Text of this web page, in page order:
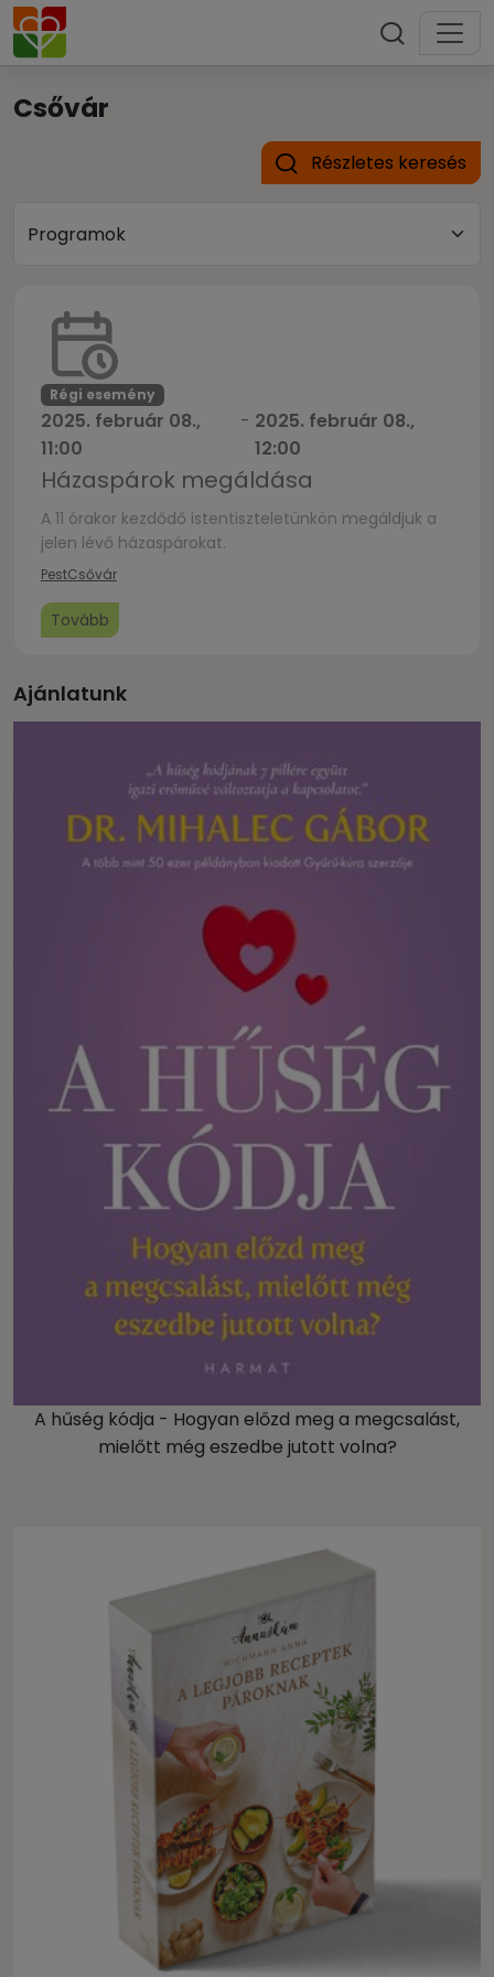
Csővár
Részletes keresés
Régi esemény
2025. február 08.,
11:00
- 2025. február 08.,
12:00
Házaspárok megáldása
A 11 órakor kezdődő istentiszteletünkön megáldjuk a
jelen lévő házaspárokat.
PestCsővár
Tovább
Ajánlatunk
A hűség kódja - Hogyan előzd meg a megcsalást,
mielőtt még eszedbe jutott volna?